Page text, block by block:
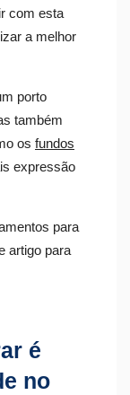
com esta
a melhor
porto
também
os fundos
expressão
para
artigo para
é
no